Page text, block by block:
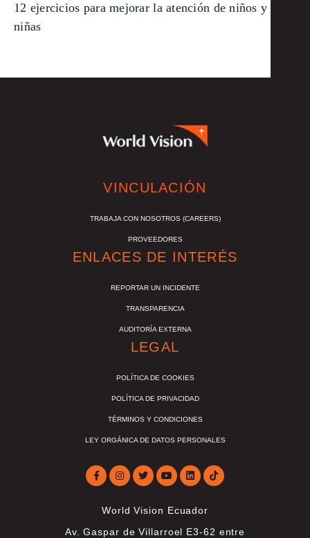
12 ejercicios para mejorar la atención de niños y
niñas
VINCULACIÓN
TRABAJA CON NOSOTROS (CAREERS)
PROVEEDORES
ENLACES DE INTERÉS
REPORTAR UN INCIDENTE
TRANSPARENCIA
AUDITORÍA EXTERNA
LEGAL
POLÍTICA DE COOKIES
POLÍTICA DE PRIVACIDAD
TÉRMINOS Y CONDICIONES
LEY ORGÁNICA DE DATOS PERSONALES
World Vision Ecuador
Av. Gaspar de Villarroel E3-62 entre